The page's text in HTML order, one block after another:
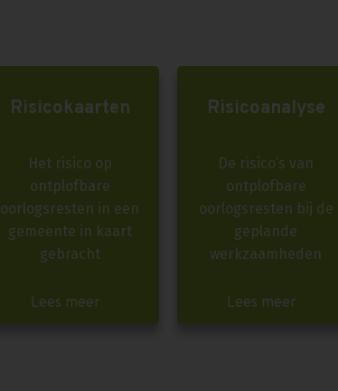
Risicokaarten
Het risico op
ontplofbare
oorlogsresten in een
gemeente in kaart
gebracht
Lees meer
Risicoanalyse
De risico’s van
ontplofbare
oorlogsresten bij de
geplande
werkzaamheden
Lees meer